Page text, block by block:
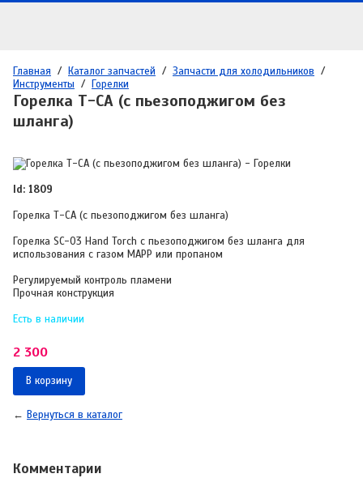
Главная / Каталог запчастей / Запчасти для холодильников /
Инструменты / Горелки
Горелка Т-СА (с пьезоподжигом без
шланга)
Id: 1809
Горелка Т-СА (с пьезоподжигом без шланга)
Горелка SC-03 Hand Torch с пьезоподжигом без шланга для
использования с газом МАРР или пропаном
Регулируемый контроль пламени
Прочная конструкция
Есть в наличии
2 300
В корзину
← Вернуться в каталог
Комментарии